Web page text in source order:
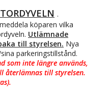
.
köparen vilka
Utlämnade
till styrelsen. Nya
parkeringstillstånd.
som inte längre används,
återlämnas till styrelsen.